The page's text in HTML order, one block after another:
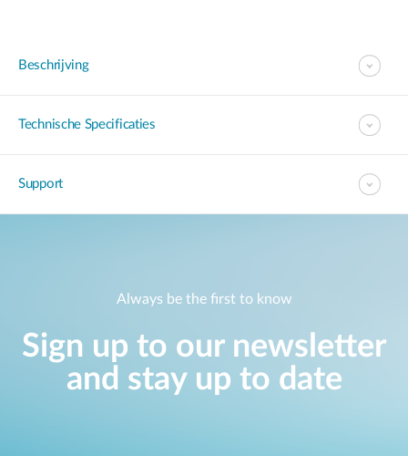
Beschrijving
Technische Specificaties
Support
Always be the first to know
Sign up to our newsletter
and stay up to date